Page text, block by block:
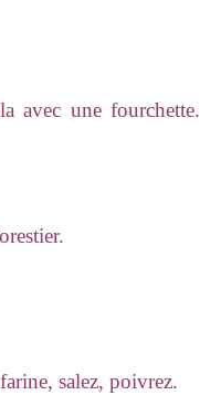
avec une fourchette.
salez, poivrez.